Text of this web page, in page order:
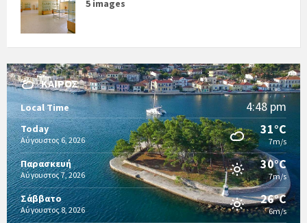
5 images
ΚΑΙΡΌΣ
Local Time 4:48 pm
Today
Αύγουστος 6, 2026
31°C
7m/s
Παρασκευή
Αύγουστος 7, 2026
30°C
7m/s
Σάββατο
Αύγουστος 8, 2026
26°C
6m/s